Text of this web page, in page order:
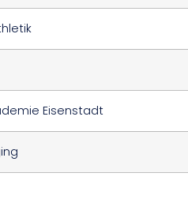
Eisenstadt